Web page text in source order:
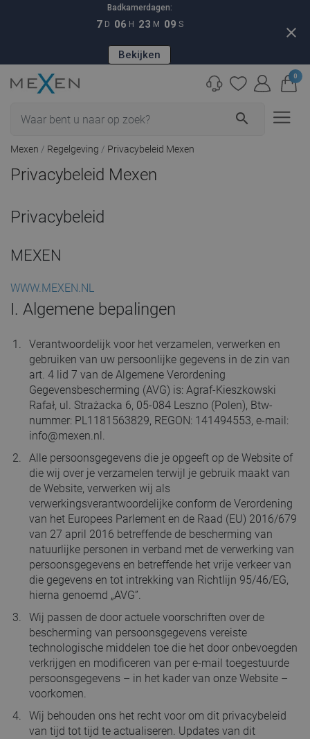
Badkamerdagen:
7 D 06 H 23 M 08 S
Bekijken
close
search
0
Mexen Regelgeving Privacybeleid Mexen
Privacybeleid Mexen
Privacybeleid
MEXEN
WWW.MEXEN.NL
I. Algemene bepalingen
Verantwoordelijk voor het verzamelen, verwerken en
gebruiken van uw persoonlijke gegevens in de zin van
art. 4 lid 7 van de Algemene Verordening
Gegevensbescherming (AVG) is: Agraf-Kieszkowski
Rafał, ul. Strażacka 6, 05-084 Leszno (Polen), Btw-
nummer: PL1181563829, REGON: 141494553, e-mail:
info@mexen.nl.
Alle persoonsgegevens die je opgeeft op de Website of
die wij over je verzamelen terwijl je gebruik maakt van
de Website, verwerken wij als
verwerkingsverantwoordelijke conform de Verordening
van het Europees Parlement en de Raad (EU) 2016/679
van 27 april 2016 betreffende de bescherming van
natuurlijke personen in verband met de verwerking van
persoonsgegevens en betreffende het vrije verkeer van
die gegevens en tot intrekking van Richtlijn 95/46/EG,
hierna genoemd „AVG”.
Wij passen de door actuele voorschriften over de
bescherming van persoonsgegevens vereiste
technologische middelen toe die het door onbevoegden
verkrijgen en modificeren van per e-mail toegestuurde
persoonsgegevens – in het kader van onze Website –
voorkomen.
Wij behouden ons het recht voor om dit privacybeleid
van tijd tot tijd te actualiseren. Updates van dit